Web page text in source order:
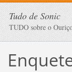
Tudo de Sonic
TUDO sobre o